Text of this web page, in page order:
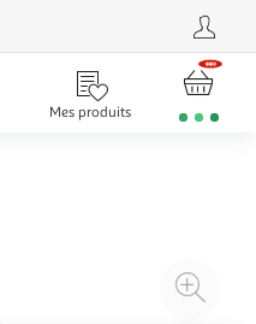
Mes produits